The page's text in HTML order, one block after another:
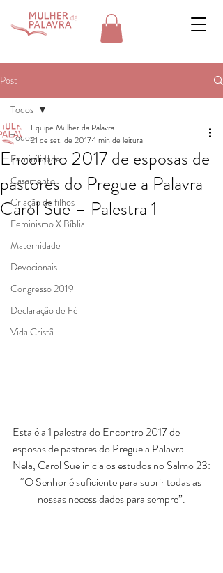
Post
Todos
Feminilidade
Casamento
Criação de filhos
Feminismo X Bíblia
Maternidade
Devocionais
Congresso 2019
Declaração de Fé
Vida Cristã
Todos
Encontro 2017 de esposas de
pastores do Pregue a Palavra –
Carol Sue – Palestra 1
Equipe Mulher da Palavra
21 de set. de 20171 min de leitura
Esta é a 1 palestra do Encontro 2017 de
esposas de pastores do Pregue a Palavra.
Nela, Carol Sue inicia os estudos no Salmo 23:
“O Senhor é suficiente para suprir todas as
nossas necessidades para sempre”.